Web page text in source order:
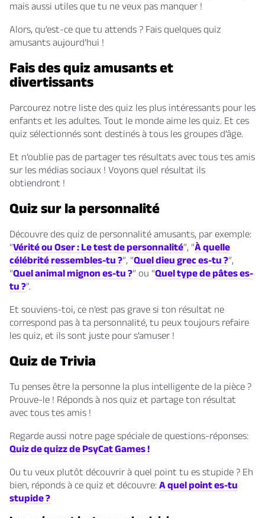
mais aussi utiles que tu ne veux pas manquer !
Alors, qu’est-ce que tu attends ? Fais quelques quiz
amusants aujourd’hui !
Fais des quiz amusants et
divertissants
Parcourez notre liste des quiz les plus intéressants pour les
enfants et les adultes. Tout le monde aime les quiz. Et ces
quiz sélectionnés sont destinés à tous les groupes d’âge.
Et n’oublie pas de partager tes résultats avec tous tes amis
sur les médias sociaux ! Voyons quel résultat ils
obtiendront !
Quiz sur la personnalité
Découvre des quiz de personnalité amusants, par exemple:
“Vérité ou Oser : Le test de personnalité”, “À quelle
célébrité ressembles-tu ?”, “Quel dieu grec es-tu ?”,
“Quel animal mignon es-tu ?” ou “Quel type de pâtes es-
tu ?”.
Et souviens-toi, ce n’est pas grave si ton résultat ne
correspond pas à ta personnalité, tu peux toujours refaire
les quiz, et ils sont juste pour s’amuser !
Quiz de Trivia
Tu penses être la personne la plus intelligente de la pièce ?
Prouve-le ! Réponds à nos quiz et partage ton résultat
avec tous tes amis !
Regarde aussi notre page spéciale de questions-réponses:
Quiz de quizz de PsyCat Games !
Ou tu veux plutôt découvrir à quel point tu es stupide ? Eh
bien, réponds à ce quiz et découvre: A quel point es-tu
stupide ?